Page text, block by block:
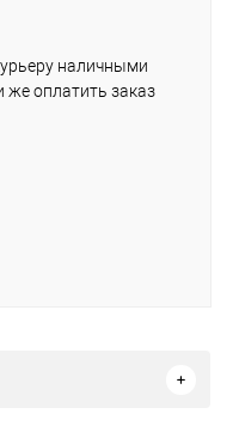
наличными
же оплатить заказ